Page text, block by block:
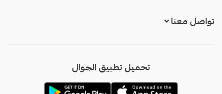
تواصل معنا
info@sawab.app
تحميل تطبيق الجوال